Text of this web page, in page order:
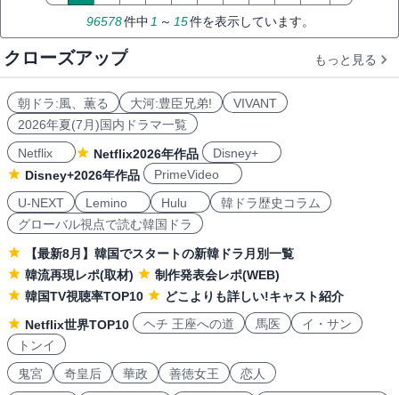
96578件中 1 ～ 15件を表示しています。
クローズアップ もっと見る
朝ドラ:風、薫る 大河:豊臣兄弟!
VIVANT
2026年夏(7月)国内ドラマ一覧
Netflix
Netflix2026年作品
Disney+
Disney+2026年作品
PrimeVideo
U-NEXT
Lemino Hulu
韓ドラ歴史コラム
グローバル視点で読む韓国ドラ
【最新8月】韓国でスタートの新韓ドラ月別一覧
韓流再現レポ(取材)
制作発表会レポ(WEB)
韓国TV視聴率TOP10
どこよりも詳しい!キャスト紹介
Netflix世界TOP10
ヘチ 王座への道 馬医
イ・サン
トンイ
鬼宮
奇皇后 華政 善徳女王 恋人